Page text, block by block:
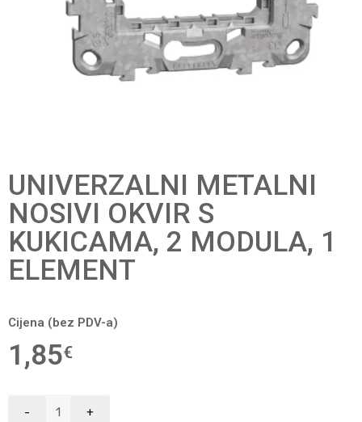
UNIVERZALNI METALNI
NOSIVI OKVIR S
KUKICAMA, 2 MODULA, 1
ELEMENT
Cijena (bez PDV-a)
1,85€